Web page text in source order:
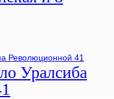
Уралсиба